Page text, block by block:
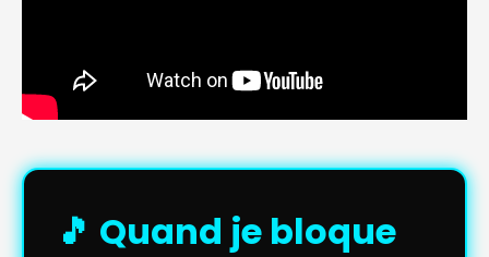
🎵 Quand je bloque